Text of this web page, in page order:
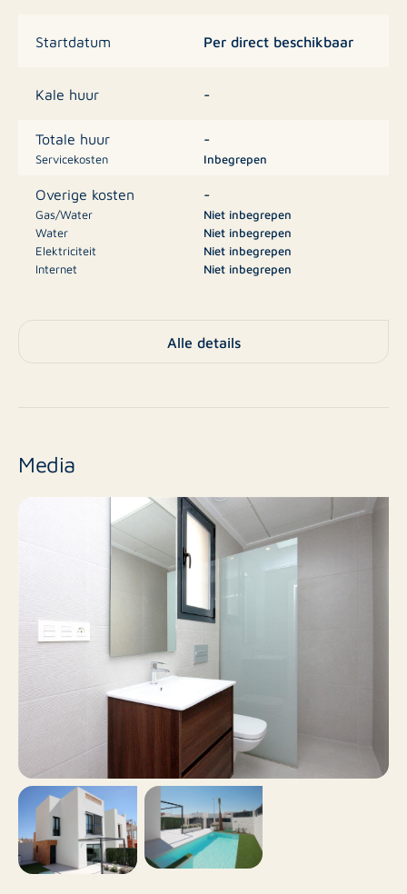
De prijzen verschillen door de grootte van het stuk
slaapkamers en een stuk grond van 285 m²).
Startdatum Per direct beschikbaar
Kale huur -
Totale huur
Servicekosten
-
Inbegrepen
Overige kosten
Gas/Water
Water
Elektriciteit
Internet
-
Niet inbegrepen
Niet inbegrepen
Niet inbegrepen
Niet inbegrepen
90 m²
Nee
Dakterras Nee
Inclusief BTW Nee
Roken Nee
Alle details
Media